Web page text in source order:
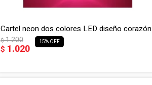
Cartel neon dos colores LED diseño corazón
$ 1.020
$1.200 15